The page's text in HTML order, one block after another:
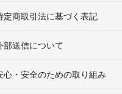
定商取引法に基づく表記
部送信について
心・安全のための取り組み